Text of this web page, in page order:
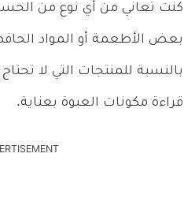
كنت تعاني من أي نوع من
بعض الأطعمة أو المواد
بالنسبة للمنتجات التي لا
قراءة مكونات العبوة بعناية.